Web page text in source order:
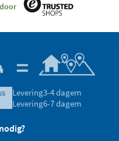
Levering3-4 dagem
Levering6-7 dagem